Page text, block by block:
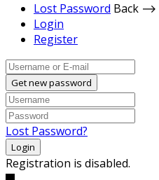
Lost Password Back ⟶
Login
Register
Get new password
Lost Password?
Login
Registration is disabled.